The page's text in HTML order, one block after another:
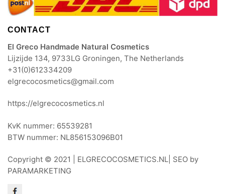
CONTACT
El Greco Handmade Natural Cosmetics
Lijzijde 134, 9733LG Groningen, The Netherlands
+31(0)612334209
elgrecocosmetics@gmail.com
https://elgrecocosmetics.nl
KvK nummer: 65539281
BTW nummer: NL856153096B01
Copyright © 2021 | ELGRECOCOSMETICS.NL | SEO by
PARAMARKETING